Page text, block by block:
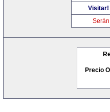
Visitar!
Precio